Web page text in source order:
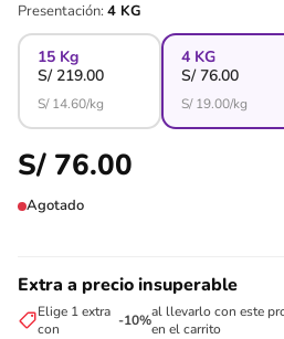
Presentación: 4 KG
15 Kg
S/219.00
S/14.60/kg
4 KG
S/76.00
S/19.00/kg
S/ 76.00
Agotado
Extra a precio insuperable
Elige 1 extra
con
-10%al llevarlo con este
en el carrito